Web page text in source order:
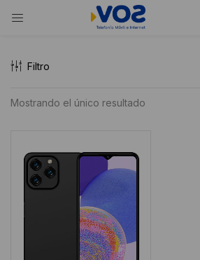
INICIAR SESIÓN
Ingresa tu usuario y contraseña para
Iniciar Sesión
¿Olvidaste tu
Filtro
Mostrando el único resultado